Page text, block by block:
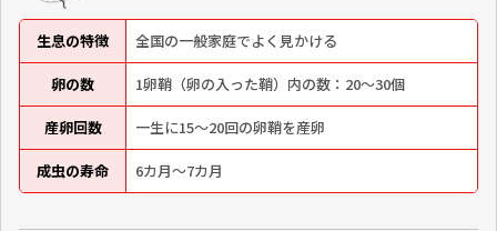
生息の特徴 全国の一般家庭でよく見かける
卵の数 1卵鞘（卵の入った鞘）内の数：20～30個
産卵回数 一生に15～20回の卵鞘を産卵
成虫の寿命 6カ月～7カ月